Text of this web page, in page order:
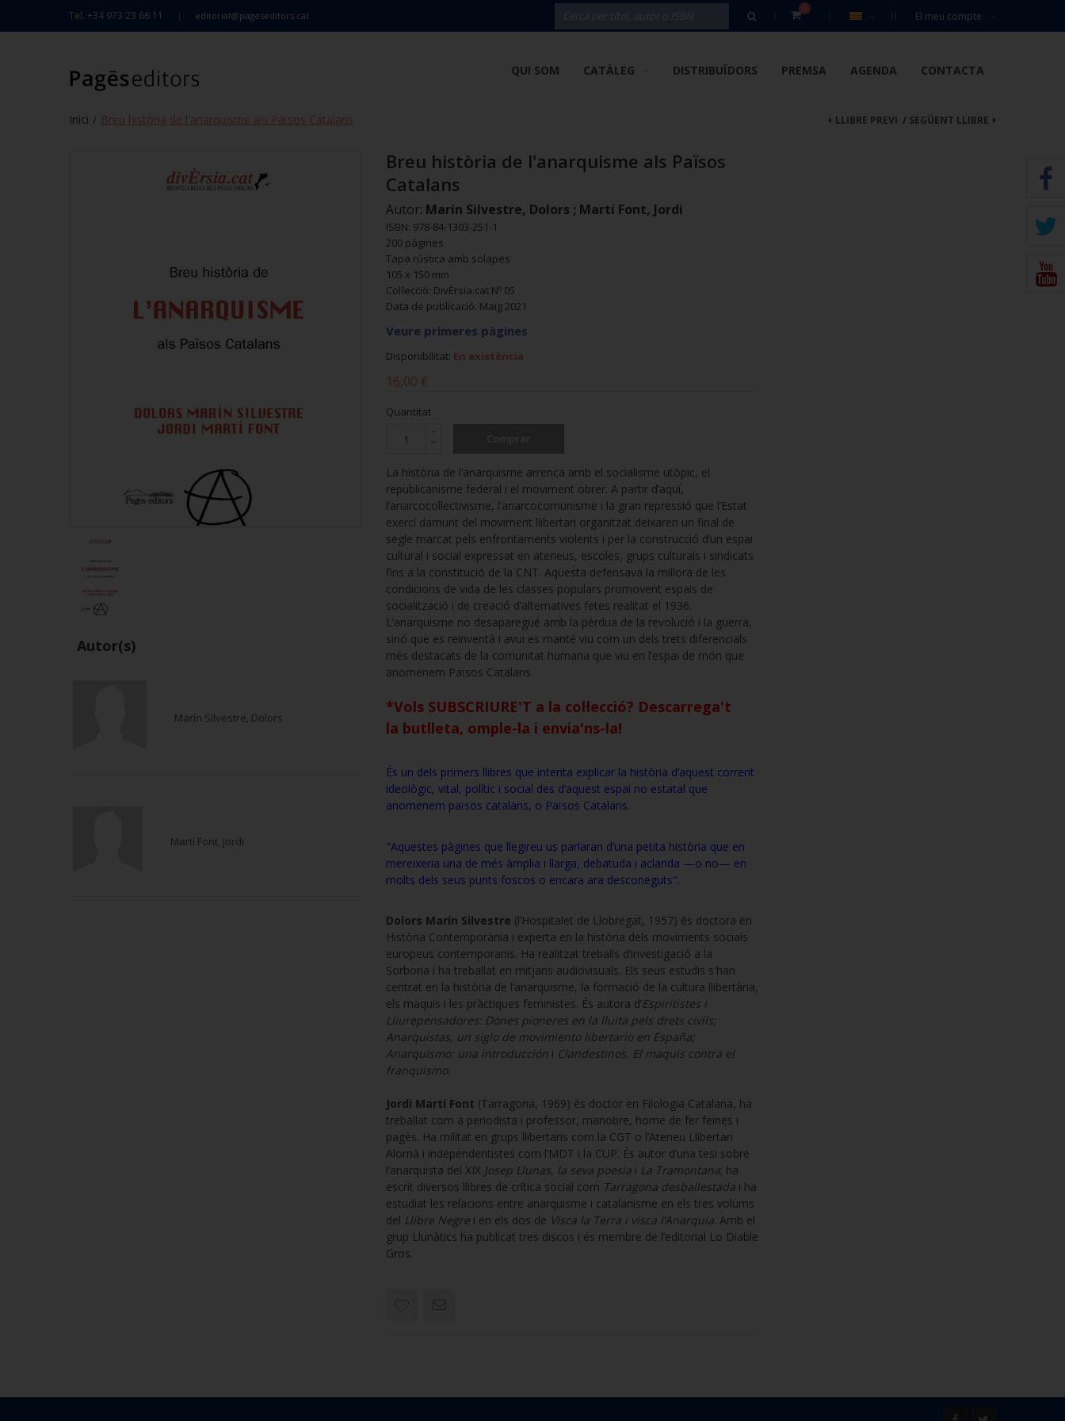
Tel. +34 973 23 66 11 editorial@pageseditors.cat El meu compte
0
QUI SOM CATÀLEG DISTRIBUÏDORS PREMSA AGENDA CONTACTA
Inici / Breu història de l'anarquisme als Països Catalans SEGÜENT LLIBRE
LLIBRE PREVI /
Autor(s)
Marín Silvestre, Dolors
Martí Font, Jordi
Breu història de l'anarquisme als Països
Catalans
Autor: Marín Silvestre, Dolors ; Martí Font, Jordi
ISBN: 978-84-1303-251-1
200 pàgines
Tapa rústica amb solapes
105 x 150 mm
Col·lecció: DivÈrsia.cat Nº 05
Data de publicació: Maig 2021
Veure primeres pàgines
Disponibilitat: En existència
16,00 €
Quantitat
La història de l’anarquisme arrenca amb el socialisme utòpic, el
republicanisme federal i el moviment obrer. A partir d’aquí,
l’anarcocol·lectivisme, l’anarcocomunisme i la gran repressió que l’Estat
exercí damunt del moviment llibertari organitzat deixaren un final de
segle marcat pels enfrontaments violents i per la construcció d’un espai
cultural i social expressat en ateneus, escoles, grups culturals i sindicats
fins a la constitució de la CNT. Aquesta defensava la millora de les
condicions de vida de les classes populars promovent espais de
socialització i de creació d’alternatives fetes realitat el 1936.
L’anarquisme no desaparegué amb la pèrdua de la revolució i la guerra,
sinó que es reinventà i avui es manté viu com un dels trets diferencials
més destacats de la comunitat humana que viu en l’espai de món que
anomenem Països Catalans.
*Vols SUBSCRIURE'T a la col·lecció? Descarrega't
la butlleta, omple-la i envia'ns-la!
És un dels primers llibres que intenta explicar la història d’aquest corrent
ideològic, vital, polític i social des d’aquest espai no estatal que
anomenem països catalans, o Països Catalans.
"Aquestes pàgines que llegireu us parlaran d’una petita història que en
mereixeria una de més àmplia i llarga, debatuda i aclarida —o no— en
molts dels seus punts foscos o encara ara desconeguts".
Dolors Marín Silvestre (l’Hospitalet de Llobregat, 1957) és doctora en
Història Contemporània i experta en la història dels moviments socials
europeus contemporanis. Ha realitzat treballs d’investigació a la
Sorbona i ha treballat en mitjans audiovisuals. Els seus estudis s'han
centrat en la història de l’anarquisme, la formació de la cultura llibertària,
els maquis i les pràctiques feministes. És autora d’Espiritistes i
Lliurepensadores: Dones pioneres en la lluita pels drets civils;
Anarquistas, un siglo de movimiento libertario en España;
Anarquismo: una introducción i Clandestinos. El maquis contra el
franquismo.
Jordi Martí Font (Tarragona, 1969) és doctor en Filologia Catalana, ha
treballat com a periodista i professor, manobre, home de fer feines i
pagès. Ha militat en grups llibertaris com la CGT o l’Ateneu Llibertari
Alomà i independentistes com l’MDT i la CUP. És autor d’una tesi sobre
l’anarquista del XIX Josep Llunas, la seva poesia i La Tramontana; ha
escrit diversos llibres de crítica social com Tarragona desballestada i ha
estudiat les relacions entre anarquisme i catalanisme en els tres volums
del Llibre Negre i en els dos de Visca la Terra i visca l’Anarquia. Amb el
grup Llunàtics ha publicat tres discos i és membre de l’editorial Lo Diable
Gros.